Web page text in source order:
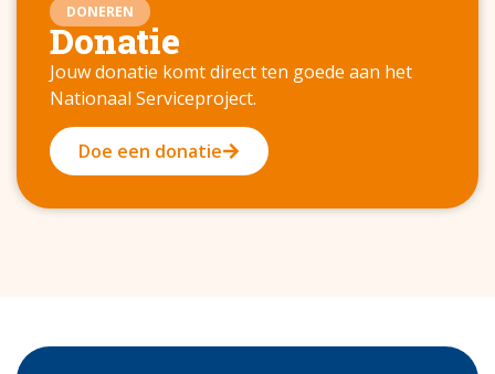
DONEREN
Donatie
Jouw donatie komt direct ten goede aan het
Nationaal Serviceproject.
Doe een donatie